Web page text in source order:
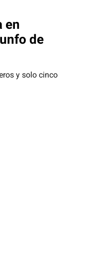
en
de
y solo cinco